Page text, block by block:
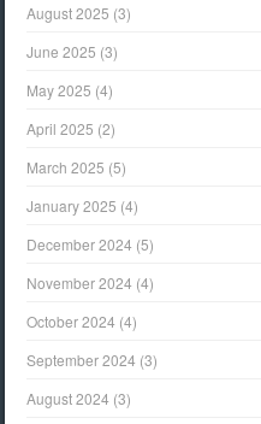
August 2025 (3)
June 2025 (3)
May 2025 (4)
April 2025 (2)
March 2025 (5)
January 2025 (4)
December 2024 (5)
November 2024 (4)
October 2024 (4)
September 2024 (3)
August 2024 (3)